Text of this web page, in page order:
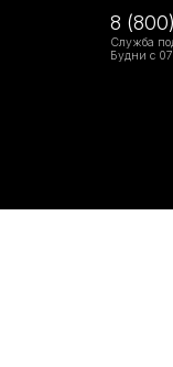
8
Служба
Будни с